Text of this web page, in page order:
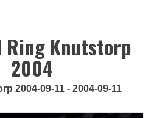
Ring Knutstorp
2004
2004-09-11 - 2004-09-11